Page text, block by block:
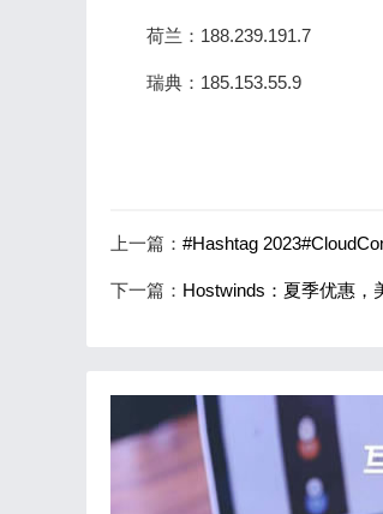
荷兰：188.239.191.7
瑞典：185.153.55.9
上一篇： #Hashtag
下一篇： Hostwinds：夏季优惠，